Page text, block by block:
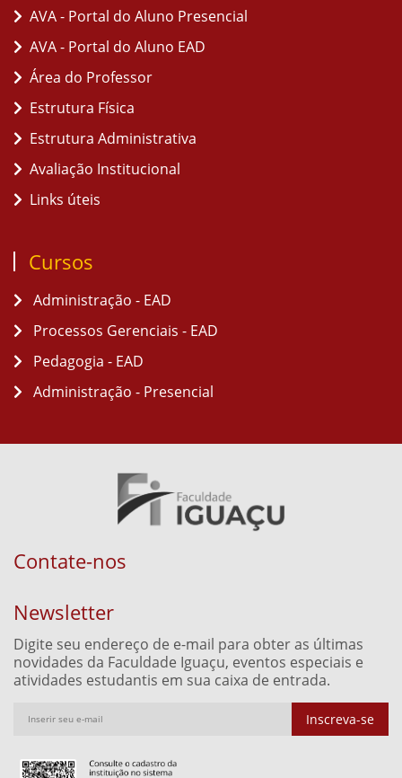
AVA - Portal do Aluno Presencial
AVA - Portal do Aluno EAD
Área do Professor
Estrutura Física
Estrutura Administrativa
Avaliação Institucional
Links úteis
Cursos
Administração - EAD
Processos Gerenciais - EAD
Pedagogia - EAD
Administração - Presencial
Contate-nos
Newsletter
Digite seu endereço de e-mail para obter as últimas
novidades da Faculdade Iguaçu, eventos especiais e
atividades estudantis em sua caixa de entrada.
Inscreva-se